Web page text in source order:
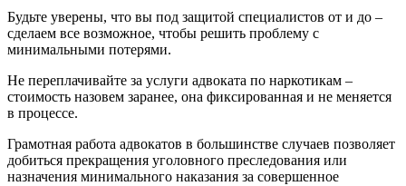
Будьте уверены, что вы под защитой специалистов от и до –
сделаем все возможное, чтобы решить проблему с
минимальными потерями.
Не переплачивайте за услуги адвоката по наркотикам –
стоимость назовем заранее, она фиксированная и не меняется
в процессе.
Грамотная работа адвокатов в большинстве случаев позволяет
добиться прекращения уголовного преследования или
назначения минимального наказания за совершенное